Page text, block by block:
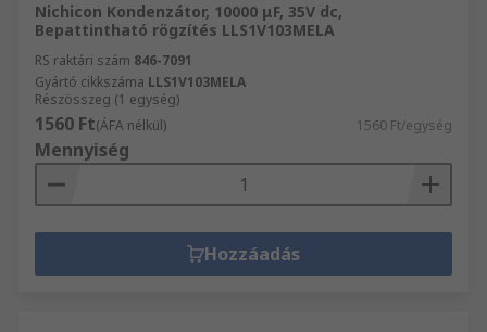
Nichicon Kondenzátor, 10000 μF, 35V dc,
Bepattintható rögzítés LLS1V103MELA
RS raktári szám 846-7091
Gyártó cikkszáma LLS1V103MELA
Részösszeg (1 egység)
1560 Ft(ÁFA nélkül) 1560 Ft/egység
Mennyiség
Hozzáadás